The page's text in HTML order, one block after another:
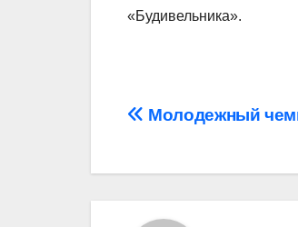
«Будивельника».
Навігація
Молодежный